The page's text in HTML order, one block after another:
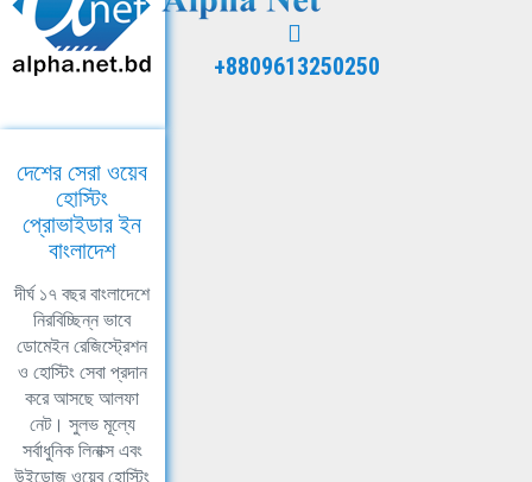
+8809613250250
দেশের সেরা ওয়েব
হোস্টিং
প্রোভাইডার ইন
বাংলাদেশ
দীর্ঘ ১৭ বছর বাংলাদেশে
নিরবিচ্ছিন্ন ভাবে
ডোমেইন রেজিস্ট্রেশন
ও হোস্টিং সেবা প্রদান
করে আসছে আলফা
নেট। সুলভ মূল্যে
সর্বাধুনিক লিনাক্স এবং
উইন্ডোজ ওয়েব হোস্টিং